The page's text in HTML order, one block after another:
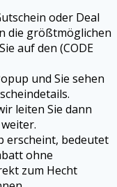
oder Deal
die größtmöglichen
auf den (CODE
und Sie sehen
leiten Sie dann
erscheint, bedeutet
ohne
zum Hecht